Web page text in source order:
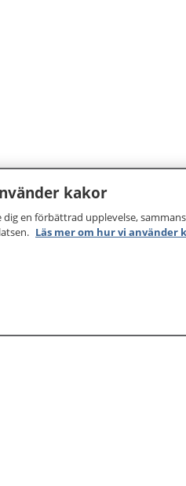
hälsa och vård
kakor
dig en förbättrad upplevelse,
Läs mer om hur vi använder